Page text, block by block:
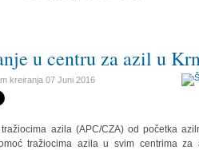
u centru za azil u
kreiranja07 Juni 2016
azila (APC/CZA) od početka
tražiocima azila u svim centrima